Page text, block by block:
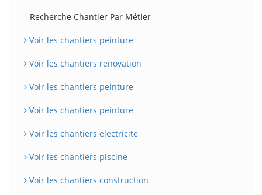
Recherche Chantier Par Métier
Voir les chantiers peinture
Voir les chantiers renovation
Voir les chantiers peinture
Voir les chantiers peinture
Voir les chantiers electricite
Voir les chantiers piscine
Voir les chantiers construction